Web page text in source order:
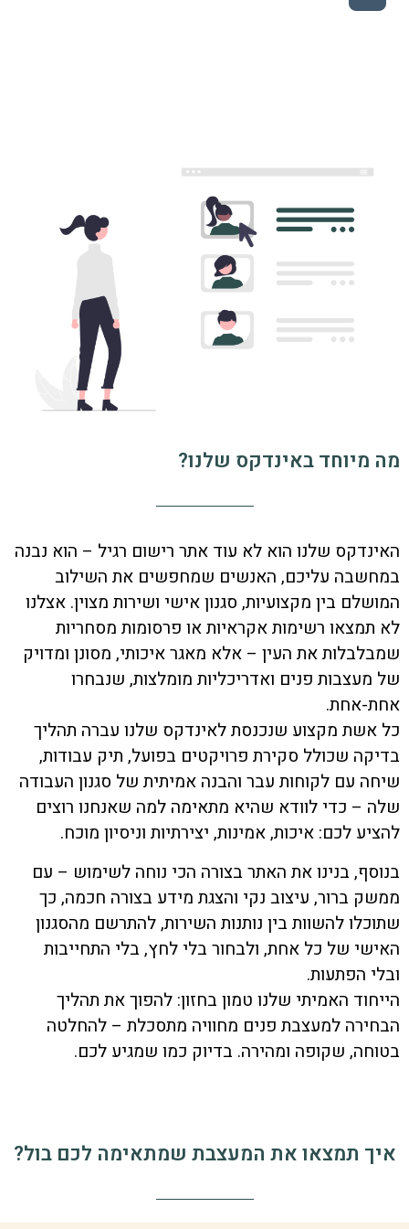
מה מיוחד באינדקס שלנו?
האינדקס שלנו הוא לא עוד אתר רישום רגיל – הוא נבנה
במחשבה עליכם, האנשים שמחפשים את השילוב
המושלם בין מקצועיות, סגנון אישי ושירות מצוין. אצלנו
לא תמצאו רשימות אקראיות או פרסומות מסחריות
שמבלבלות את העין – אלא מאגר איכותי, מסונן ומדויק
של מעצבות פנים ואדריכליות מומלצות, שנבחרו
אחת-אחת.
כל אשת מקצוע שנכנסת לאינדקס שלנו עברה תהליך
בדיקה שכולל סקירת פרויקטים בפועל, תיק עבודות,
שיחה עם לקוחות עבר והבנה אמיתית של סגנון העבודה
שלה – כדי לוודא שהיא מתאימה למה שאנחנו רוצים
להציע לכם: איכות, אמינות, יצירתיות וניסיון מוכח.
בנוסף, בנינו את האתר בצורה הכי נוחה לשימוש – עם
ממשק ברור, עיצוב נקי והצגת מידע בצורה חכמה, כך
שתוכלו להשוות בין נותנות השירות, להתרשם מהסגנון
האישי של כל אחת, ולבחור בלי לחץ, בלי התחייבות
ובלי הפתעות.
הייחוד האמיתי שלנו טמון בחזון: להפוך את תהליך
הבחירה למעצבת פנים מחוויה מתסכלת – להחלטה
בטוחה, שקופה ומהירה. בדיוק כמו שמגיע לכם.
איך תמצאו את המעצבת שמתאימה לכם בול?